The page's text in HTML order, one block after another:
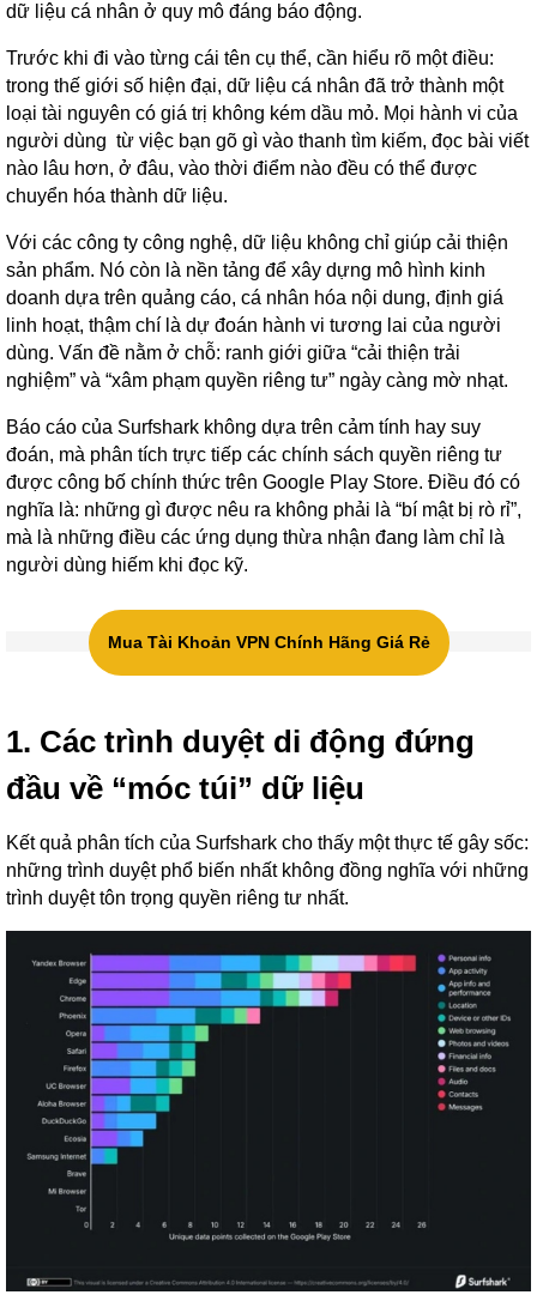
dữ liệu cá nhân ở quy mô đáng báo động.
Trước khi đi vào từng cái tên cụ thể, cần hiểu rõ một điều:
trong thế giới số hiện đại, dữ liệu cá nhân đã trở thành một
loại tài nguyên có giá trị không kém dầu mỏ. Mọi hành vi của
người dùng từ việc bạn gõ gì vào thanh tìm kiếm, đọc bài viết
nào lâu hơn, ở đâu, vào thời điểm nào đều có thể được
chuyển hóa thành dữ liệu.
Với các công ty công nghệ, dữ liệu không chỉ giúp cải thiện
sản phẩm. Nó còn là nền tảng để xây dựng mô hình kinh
doanh dựa trên quảng cáo, cá nhân hóa nội dung, định giá
linh hoạt, thậm chí là dự đoán hành vi tương lai của người
dùng. Vấn đề nằm ở chỗ: ranh giới giữa “cải thiện trải
nghiệm” và “xâm phạm quyền riêng tư” ngày càng mờ nhạt.
Báo cáo của Surfshark không dựa trên cảm tính hay suy
đoán, mà phân tích trực tiếp các chính sách quyền riêng tư
được công bố chính thức trên Google Play Store. Điều đó có
nghĩa là: những gì được nêu ra không phải là “bí mật bị rò rỉ”,
mà là những điều các ứng dụng thừa nhận đang làm chỉ là
người dùng hiếm khi đọc kỹ.
Mua Tài Khoản VPN Chính Hãng Giá Rẻ
1. Các trình duyệt di động đứng
đầu về “móc túi” dữ liệu
Kết quả phân tích của Surfshark cho thấy một thực tế gây sốc:
những trình duyệt phổ biến nhất không đồng nghĩa với những
trình duyệt tôn trọng quyền riêng tư nhất.